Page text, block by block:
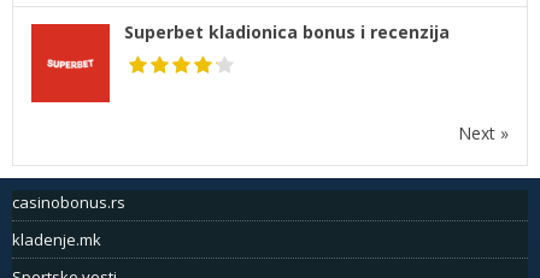
Superbet kladionica bonus i recenzija
Next »
casinobonus.rs
kladenje.mk